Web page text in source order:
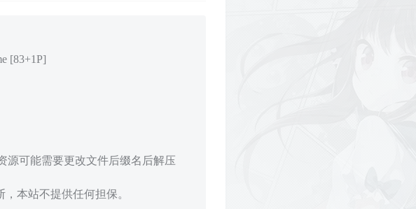
[83+1P]
源可能需要更改文件后缀名后解压
本站不提供任何担保。